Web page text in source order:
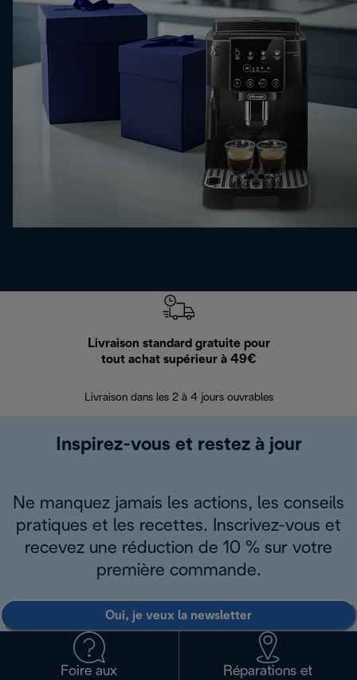
Livraison standard gratuite pour
tout achat supérieur à 49€
Livraison dans les 2 à 4 jours ouvrables
Inspirez-vous et restez à jour
Ne manquez jamais les actions, les conseils
pratiques et les recettes. Inscrivez-vous et
recevez une réduction de 10 % sur votre
première commande.
Oui, je veux la newsletter
Foire aux
Réparations et